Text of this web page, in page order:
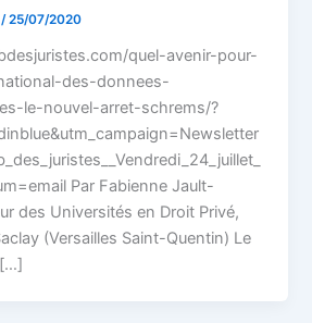
/25/07/2020
quel-avenir-pour-
des-donnees-
le-nouvel-arret-schrems/?
Par Fabienne Jault-
des Universités en Droit Privé,
(Versailles Saint-Quentin) Le